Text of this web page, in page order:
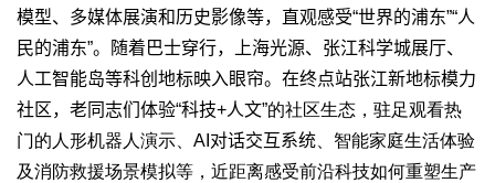
模型、多媒体展演和历史影像等，直观感受“世界的浦东”“人
民的浦东”。随着巴士穿行，上海光源、张江科学城展厅、
人工智能岛等科创地标映入眼帘。在终点站张江新地标模力
社区，老同志们体验“科技+人文”的社区生态，驻足观看热
门的人形机器人演示、AI 对话交互系统 、智能家庭生活体验
及消防救援场景模拟等，近距离感受前沿科技如何重塑生产